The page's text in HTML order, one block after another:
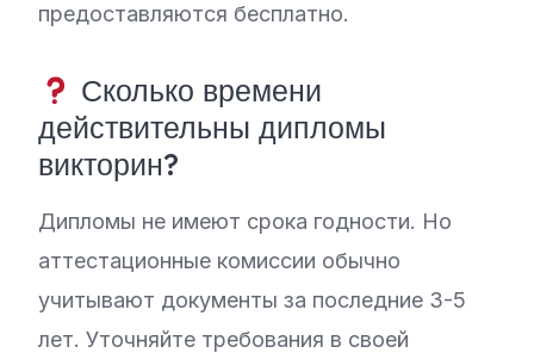
предоставляются бесплатно.
Сколько времени
действительны дипломы
викторин?
Дипломы не имеют срока годности. Но
аттестационные комиссии обычно
учитывают документы за последние 3-5
лет. Уточняйте требования в своей